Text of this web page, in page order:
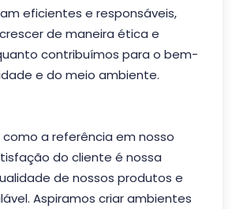
eficientes e responsáveis,
de maneira ética e
contribuímos para o bem-
e do meio ambiente.
a referência em nosso
do cliente é nossa
de nossos produtos e
Aspiramos criar ambientes